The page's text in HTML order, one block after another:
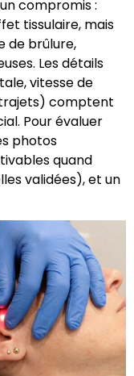
compromis :
tissulaire, mais
de brûlure,
Les détails
vitesse de
comptent
Pour évaluer
photos
quand
validées), et un